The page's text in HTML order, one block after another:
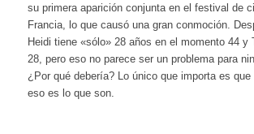
su primera aparición conjunta en el festival de
Francia, lo que causó una gran conmoción.
Heidi tiene «sólo» 28 años en el momento 44 y
28, pero eso no parece ser un problema para
¿Por qué debería? Lo único que importa es
eso es lo que son.